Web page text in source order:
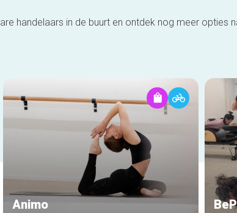
handelaars in de buurt en ontdek nog meer opties
Animo